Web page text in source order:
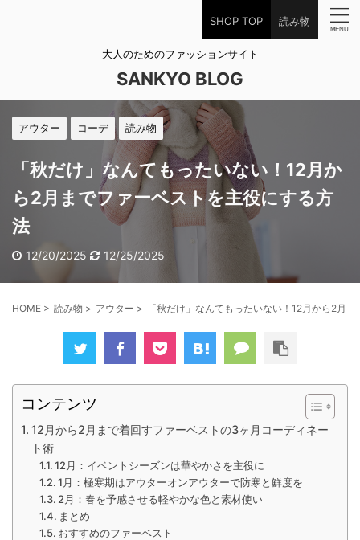
SHOP TOP 読み物
大人のためのファッションサイト
SANKYO BLOG
アウター コーデ 読み物
「秋だけ」なんてもったいない！12月か
ら2月までファーベストを主役にする方
法
12/20/2025 12/25/2025
HOME > 読み物 > アウター > 「秋だけ」なんてもったいない！12月から2月
コンテンツ
12月から2月まで着回すファーベストの3ヶ月コーディネー
ト術
12月：イベントシーズンは華やかさを主役に
1月：極寒期はアウターオンアウターで防寒と鮮度を
2月：春を予感させる軽やかな色と素材使い
まとめ
おすすめのファーベスト